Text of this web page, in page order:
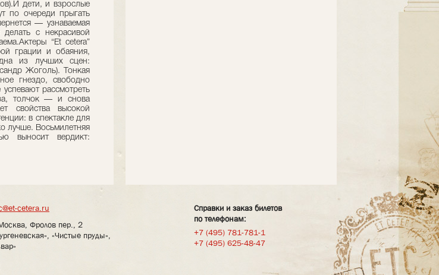
дети, и взрослые
по очереди прыгать
— узнаваемая
с некрасивой
“Et cetera”
грации и обаяния,
из лучших сцен:
Жоголь). Тонкая
гнездо, свободно
рассмотреть
толчок — и снова
свойства высокой
в спектакле для
лучше. Восьмилетняя
выносит вердикт:
cetera.ru
Фролов пер., 2
«Чистые пруды»,
Справки и заказ билетов
по телефонам:
+7 (495) 781-781-1
+7 (495) 625-48-47